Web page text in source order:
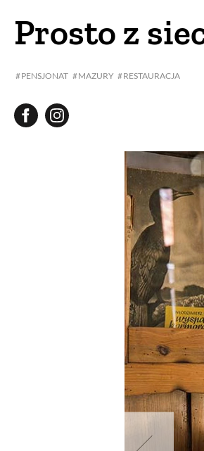
Prosto z
PENSJONAT MAZURY RESTAURACJA